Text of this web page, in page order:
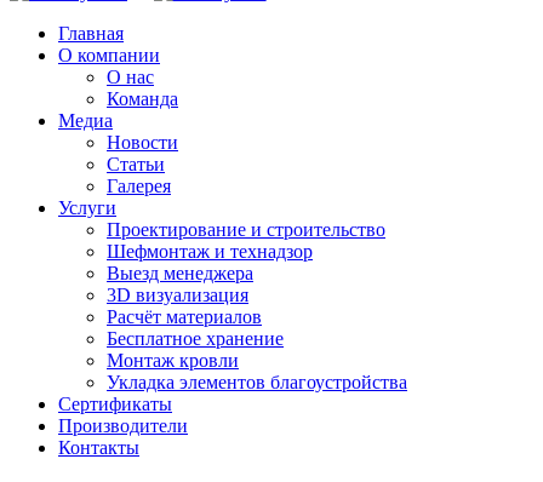
Главная
О компании
О нас
Команда
Медиа
Новости
Статьи
Галерея
Услуги
Проектирование и строительство
Шефмонтаж и технадзор
Выезд менеджера
3D визуализация
Расчёт материалов
Бесплатное хранение
Монтаж кровли
Укладка элементов благоустройства
Сертификаты
Производители
Контакты